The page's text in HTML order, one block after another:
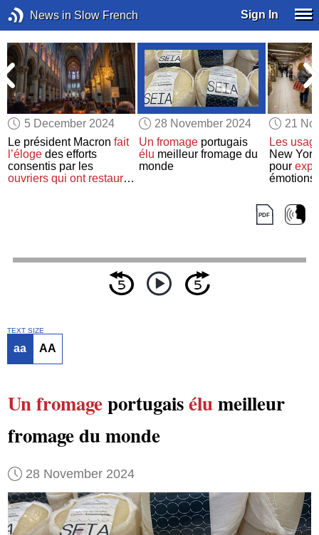
News in Slow French Sign In
5 December 2024
Le président Macronfait
l’éloge des efforts
consentis par les
ouvriers qui ont restauré
28 November 2024
Un fromageportugais
élu meilleur fromage du
monde
21
Les
New
pour
émotions
TEXT SIZE
aa AA
Un fromageportugaisélumeilleur
fromage du monde
28 November 2024